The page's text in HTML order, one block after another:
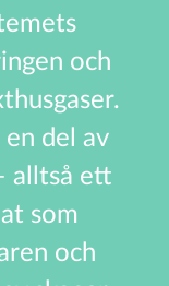
och
del av
alltså ett
som
och